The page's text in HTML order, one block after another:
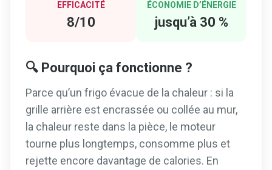
EFFICACITÉ
8/10
ÉCONOMIE D’ÉNERGIE
jusqu’à 30 %
🔍 Pourquoi ça fonctionne ?
Parce qu’un frigo évacue de la chaleur : si la
grille arrière est encrassée ou collée au mur,
la chaleur reste dans la pièce, le moteur
tourne plus longtemps, consomme plus et
rejette encore davantage de calories. En